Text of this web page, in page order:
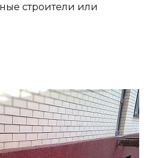
строители или